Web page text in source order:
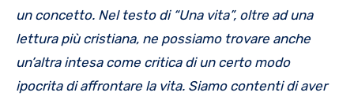
un concetto. Nel testo di “Una vita”, oltre ad una
lettura più cristiana, ne possiamo trovare anche
un’altra intesa come critica di un certo modo
ipocrita di affrontare la vita. Siamo contenti di aver